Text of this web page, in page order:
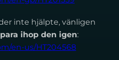
inte hjälpte, vänligen
ihop den igen:
en-us/HT204568